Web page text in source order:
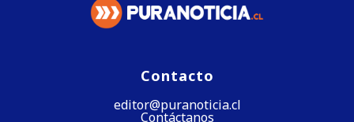
Contacto
editor@puranoticia.cl
Contáctanos